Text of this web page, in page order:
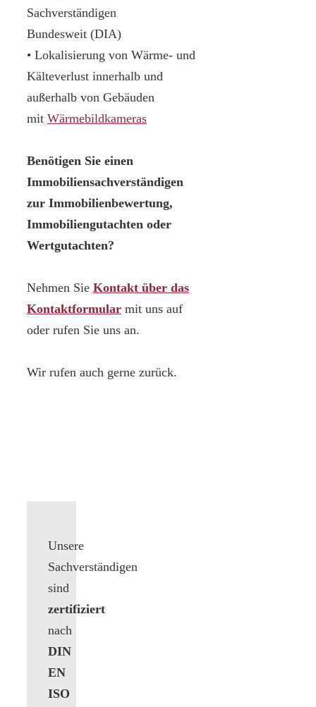
Sachverständigen
Bundesweit (DIA)
• Lokalisierung von Wärme- und
Kälteverlust innerhalb und
außerhalb von Gebäuden
mit Wärmebildkameras
Benötigen Sie einen
Immobiliensachverständigen
zur Immobilienbewertung,
Immobiliengutachten oder
Wertgutachten?
Nehmen Sie Kontakt über das
Kontaktformular mit uns auf
oder rufen Sie uns an.
Wir rufen auch gerne zurück.
Unsere
Sachverständigen
sind
zertifiziert
nach
DIN
EN
ISO